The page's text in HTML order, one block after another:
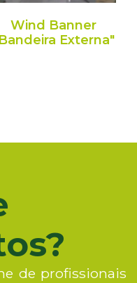
Wind Banner
Externa"
de profissionais